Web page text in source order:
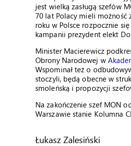
jest wielką zasługą szefów
70 lat Polacy mieli możność
roku w Polsce rozpocznie
kampanii prezydent elekt
Minister Macierewicz
Obrony Narodowej w
Wspominał też o
stoczyli, będą obecne w
smoleńską i propozycji
Na zakończenie szef MON
Warszawie stanie Kolumna
Łukasz Zalesiński